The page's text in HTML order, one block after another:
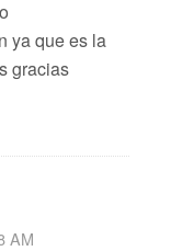
ya que es la
gracias
AM